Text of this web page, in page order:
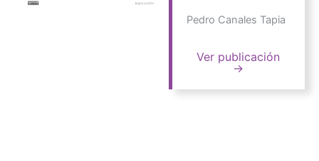
Pedro Canales Tapia
Ver publicación
→